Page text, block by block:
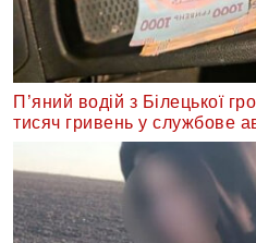
П’яний водій з Білецької
тисяч гривень у службове